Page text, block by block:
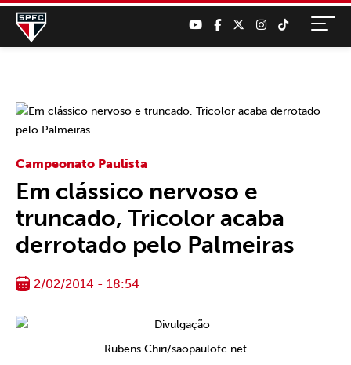
Campeonato Paulista
Em clássico nervoso e
truncado, Tricolor acaba
derrotado pelo Palmeiras
2/02/2014 - 18:54
Rubens Chiri/saopaulofc.net